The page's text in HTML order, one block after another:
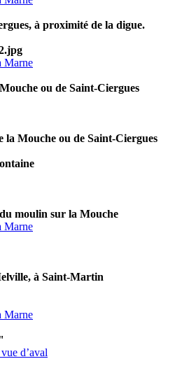
à proximité de la digue.
Marne
ou de Saint-Ciergues
la Mouche ou de Saint-Ciergues
moulin sur la Mouche
Marne
à Saint-Martin
Marne
d’aval